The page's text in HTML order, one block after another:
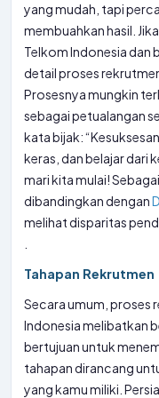
yang mudah, tapi
membuahkan hasil.
Telkom Indonesia dan
detail proses
Prosesnya mungkin
sebagai petualangan
kata bijak:
keras, dan belajar dari
mari kita mulai!
dibandingkan dengan
melihat disparitas
Tahapan Rekrutmen
Secara umum, proses
Indonesia melibatkan
bertujuan untuk
tahapan dirancang
yang kamu miliki.